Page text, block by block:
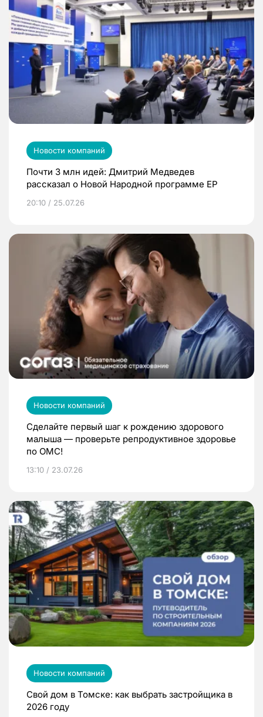
Новости компаний
Почти 3 млн идей: Дмитрий Медведев
рассказал о Новой Народной программе ЕР
20:10 / 25.07.26
Новости компаний
Сделайте первый шаг к рождению здорового
малыша — проверьте репродуктивное здоровье
по ОМС!
13:10 / 23.07.26
Новости компаний
Свой дом в Томске: как выбрать застройщика в
2026 году